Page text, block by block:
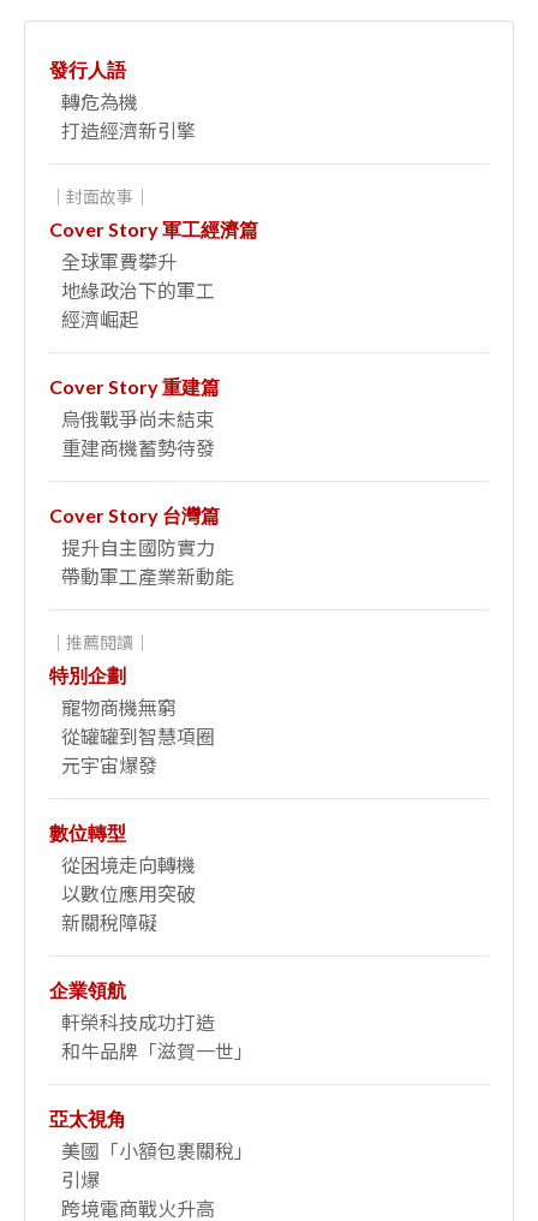
發行人語
轉危為機
打造經濟新引擎
｜封面故事｜
Cover Story 軍工經濟篇
全球軍費攀升
地緣政治下的軍工
經濟崛起
Cover Story 重建篇
烏俄戰爭尚未結束
重建商機蓄勢待發
Cover Story 台灣篇
提升自主國防實力
帶動軍工產業新動能
｜推薦閱讀｜
特別企劃
寵物商機無窮
從罐罐到智慧項圈
元宇宙爆發
數位轉型
從困境走向轉機
以數位應用突破
新關稅障礙
企業領航
軒榮科技成功打造
和牛品牌「滋賀一世」
亞太視角
美國「小額包裹關稅」
引爆
跨境電商戰火升高